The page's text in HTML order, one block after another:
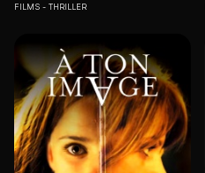
FILMS THRILLER